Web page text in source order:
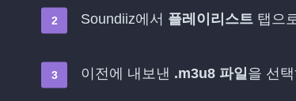
Soundiiz에서 플레이리스트 탭으
이전에 내보낸 .m3u8 파일을 선